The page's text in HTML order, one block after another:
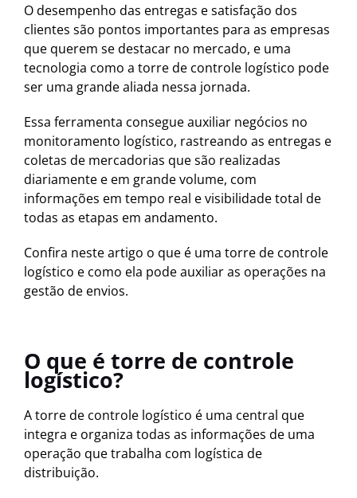
O desempenho das entregas e satisfação dos
clientes são pontos importantes para as empresas
que querem se destacar no mercado, e uma
tecnologia como a torre de controle logístico pode
ser uma grande aliada nessa jornada.
Essa ferramenta consegue auxiliar negócios no
monitoramento logístico, rastreando as entregas e
coletas de mercadorias que são realizadas
diariamente e em grande volume, com
informações em tempo real e visibilidade total de
todas as etapas em andamento.
Confira neste artigo o que é uma torre de controle
logístico e como ela pode auxiliar as operações na
gestão de envios.
O que é torre de controle
logístico?
A torre de controle logístico é uma central que
integra e organiza todas as informações de uma
operação que trabalha com logística de
distribuição.